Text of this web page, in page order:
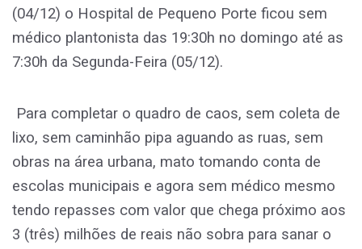
(04/12) o Hospital de Pequeno Porte ficou sem
médico plantonista das 19:30h no domingo até as
7:30h da Segunda-Feira (05/12).
Para completar o quadro de caos, sem coleta de
lixo, sem caminhão pipa aguando as ruas, sem
obras na área urbana, mato tomando conta de
escolas municipais e agora sem médico mesmo
tendo repasses com valor que chega próximo aos
3 (três) milhões de reais não sobra para sanar o